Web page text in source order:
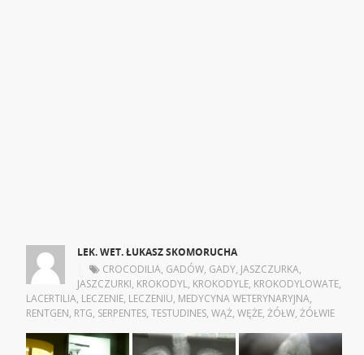
LEK. WET. ŁUKASZ SKOMORUCHA
CROCODILIA, GADÓW, GADY, JASZCZURKA,
JASZCZURKI, KROKODYL, KROKODYLE, KROKODYLOWATE,
LACERTILIA, LECZENIE, LECZENIU, MEDYCYNA WETERYNARYJNA,
RENTGEN, RTG, SERPENTES,TESTUDINES,WĄŻ,WĘŻE,ŻÓŁW,ŻÓŁWIE